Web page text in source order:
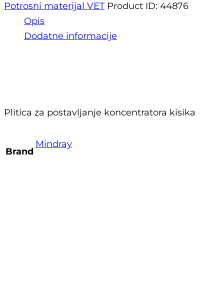
Potrosni materijal VET Product ID: 44876
Opis
Dodatne informacije
Plitica za postavljanje koncentratora kisika
Brand
Mindray